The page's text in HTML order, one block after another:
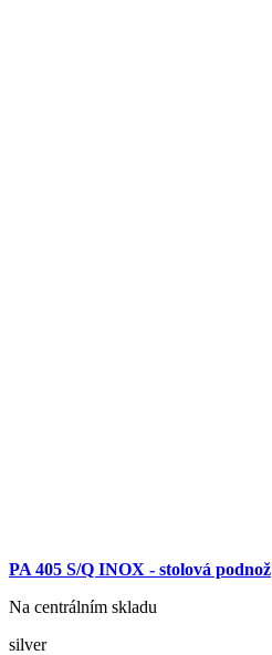
PA 405 S/Q INOX - stolová podnož
Na centrálním skladu
silver